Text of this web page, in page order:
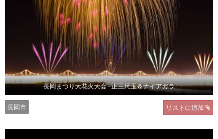
長岡まつり大花火大会 - 正三尺玉＆ナイアガラ
長岡市 リストに追加